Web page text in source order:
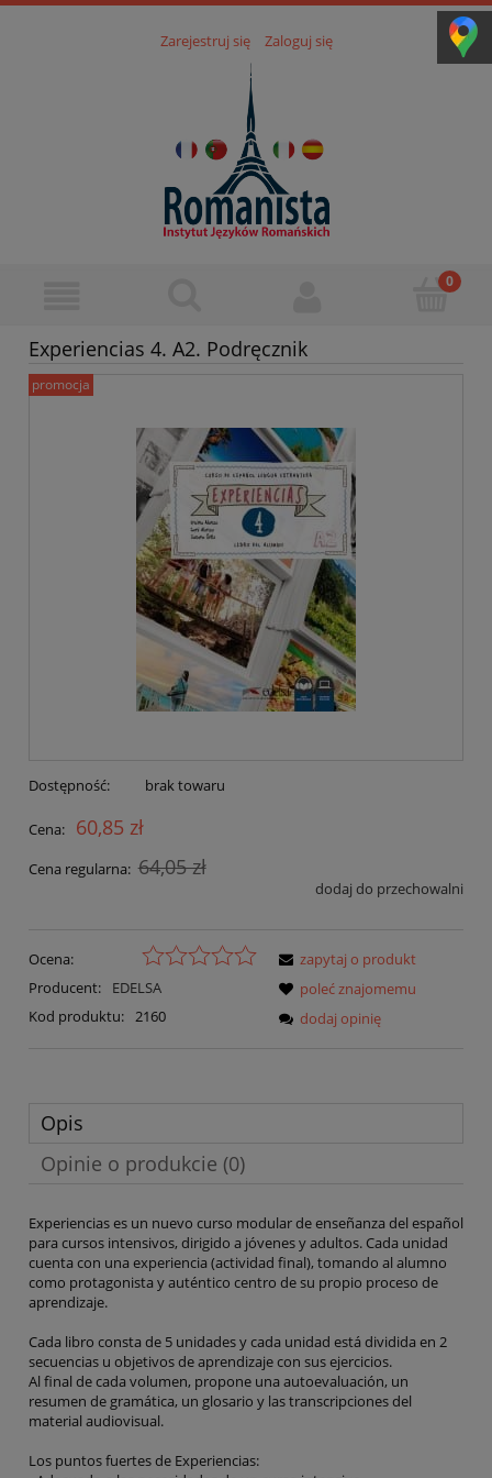
Zarejestruj się Zaloguj się
Experiencias 4. A2. Podręcznik
promocja
Dostępność: brak towaru
Cena: 60,85 zł
Cena regularna: 64,05 zł
dodaj do przechowalni
Ocena:
Producent:
EDELSA
Kod produktu: 2160
zapytaj o produkt
poleć znajomemu
dodaj opinię
Opis
Opinie o produkcie (0)
Experiencias es un nuevo curso modular de enseñanza del español
para cursos intensivos, dirigido a jóvenes y adultos. Cada unidad
cuenta con una experiencia (actividad final), tomando al alumno
como protagonista y auténtico centro de su propio proceso de
aprendizaje.
Cada libro consta de 5 unidades y cada unidad está dividida en 2
secuencias u objetivos de aprendizaje con sus ejercicios.
Al final de cada volumen, propone una autoevaluación, un
resumen de gramática, un glosario y las transcripciones del
material audiovisual.
Los puntos fuertes de Experiencias: